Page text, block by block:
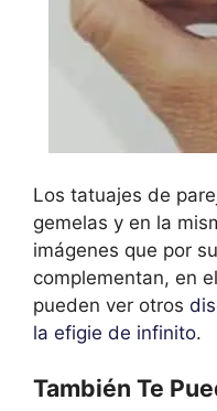
Los tatuajes de
gemelas y en la
imágenes que por
complementan, en
pueden ver otros
la efigie de infinito.
También Te